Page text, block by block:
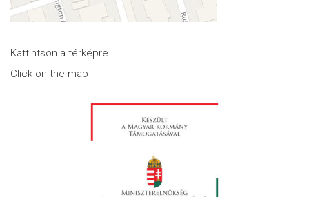
Kattintson a térképre
Click on the map